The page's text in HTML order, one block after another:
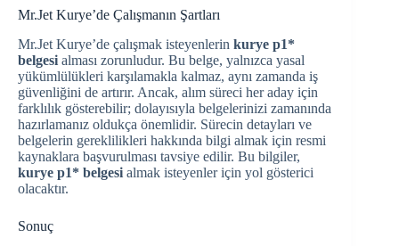
Mr.Jet Kurye’de Çalışmanın Şartları
Mr.Jet Kurye’de çalışmak isteyenlerin kurye p1*
belgesi alması zorunludur. Bu belge, yalnızca yasal
yükümlülükleri karşılamakla kalmaz, aynı zamanda iş
güvenliğini de artırır. Ancak, alım süreci her aday için
farklılık gösterebilir; dolayısıyla belgelerinizi zamanında
hazırlamanız oldukça önemlidir. Sürecin detayları ve
belgelerin gereklilikleri hakkında bilgi almak için resmi
kaynaklara başvurulması tavsiye edilir. Bu bilgiler,
kurye p1* belgesi almak isteyenler için yol gösterici
olacaktır.
Sonuç